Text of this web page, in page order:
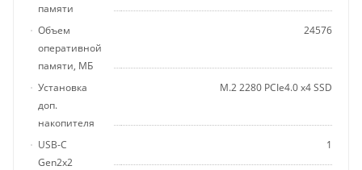
памяти
Объем
оперативной
памяти, МБ
24576
Установка
доп.
накопителя
M.2 2280 PCIe4.0 x4 SSD
USB-C
Gen2x2
1